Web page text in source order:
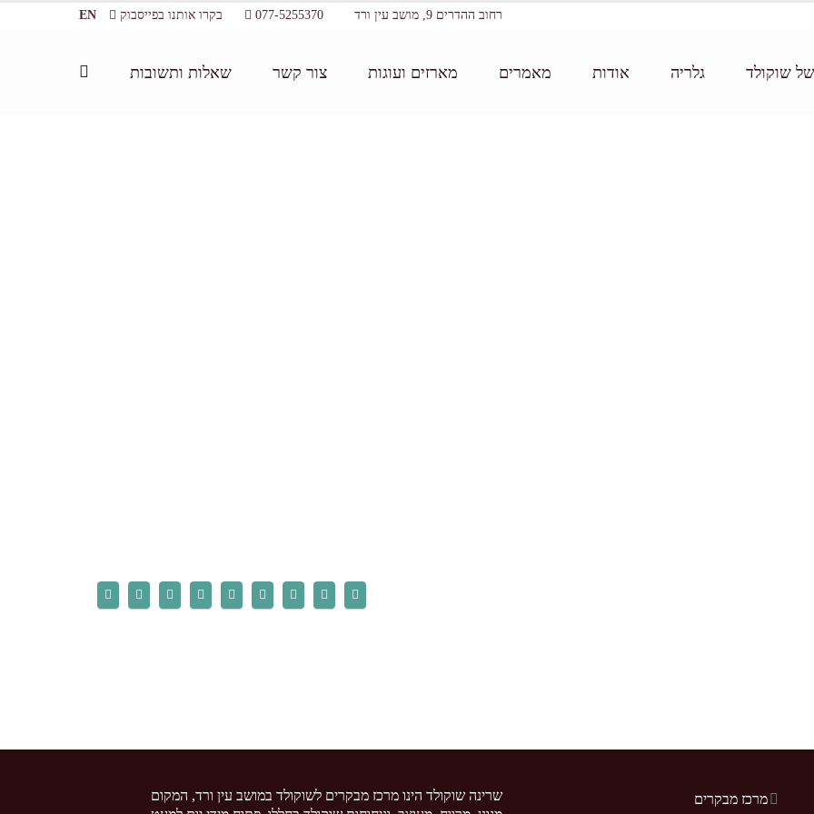
רחוב ההדרים 9, מושב עין ורד 077-5255370 בקרו אותנו בפייסבוק EN
שוקולד גלריה אודות מאמרים מארזים ועוגות צור קשר שאלות ותשובות
מרכז מבקרים
שרינה שוקולד הינו מרכז מבקרים לשוקולד במושב עין ורד, המקום